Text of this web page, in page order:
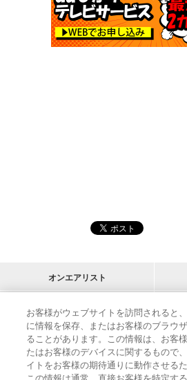
オンエアリスト
プログラムリスト
アーティストリスト
M-ON!
RECOMMEND
インフォメーション | プレ
お客様がウェブサイトを訪問されると
に情報を保存、またはお客様のブラウ
ることがあります。この情報は、お客
たはお客様のデバイスに関するもので
イトをお客様の期待通りに動作させる